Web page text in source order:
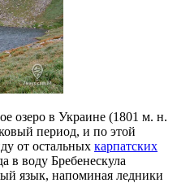
озеро в Украине (1801 м. н.
период, и по этой
от остальных карпатских
в воду Бребенескула
язык, напоминая ледники